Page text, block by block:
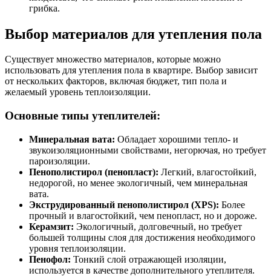
грибка.
Выбор материалов для утепления пола
Существует множество материалов, которые можно
использовать для утепления пола в квартире. Выбор зависит
от нескольких факторов, включая бюджет, тип пола и
желаемый уровень теплоизоляции.
Основные типы утеплителей:
Минеральная вата: Обладает хорошими тепло- и
звукоизоляционными свойствами, негорючая, но требует
пароизоляции.
Пенополистирол (пенопласт): Легкий, влагостойкий,
недорогой, но менее экологичный, чем минеральная
вата.
Экструдированный пенополистирол (XPS): Более
прочный и влагостойкий, чем пенопласт, но и дороже.
Керамзит: Экологичный, долговечный, но требует
большей толщины слоя для достижения необходимого
уровня теплоизоляции.
Пенофол: Тонкий слой отражающей изоляции,
используется в качестве дополнительного утеплителя.